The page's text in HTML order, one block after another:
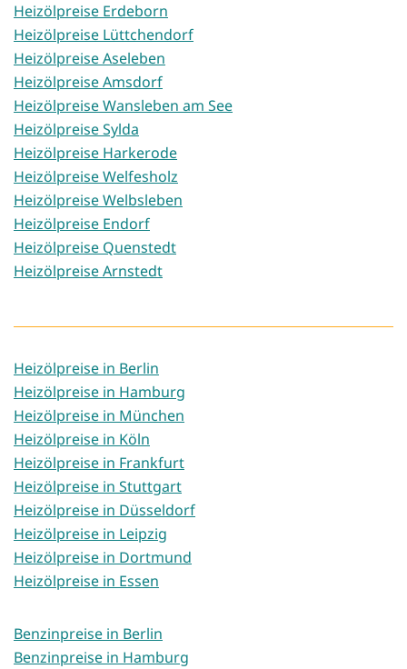
Heizölpreise Erdeborn
Heizölpreise Lüttchendorf
Heizölpreise Aseleben
Heizölpreise Amsdorf
Heizölpreise Wansleben am See
Heizölpreise Sylda
Heizölpreise Harkerode
Heizölpreise Welfesholz
Heizölpreise Welbsleben
Heizölpreise Endorf
Heizölpreise Quenstedt
Heizölpreise Arnstedt
Heizölpreise in Berlin
Heizölpreise in Hamburg
Heizölpreise in München
Heizölpreise in Köln
Heizölpreise in Frankfurt
Heizölpreise in Stuttgart
Heizölpreise in Düsseldorf
Heizölpreise in Leipzig
Heizölpreise in Dortmund
Heizölpreise in Essen
Benzinpreise in Berlin
Benzinpreise in Hamburg